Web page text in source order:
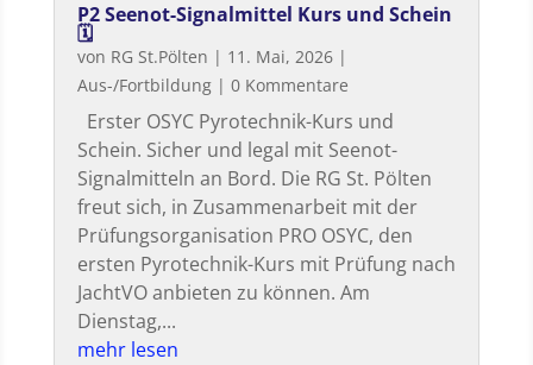
P2 Seenot-Signalmittel Kurs und Schein
🗓
von RG St.Pölten | 11. Mai, 2026|
Aus-/Fortbildung| 0 Kommentare
Erster OSYC Pyrotechnik-Kurs und
Schein. Sicher und legal mit Seenot-
Signalmitteln an Bord. Die RG St. Pölten
freut sich, in Zusammenarbeit mit der
Prüfungsorganisation PRO OSYC, den
ersten Pyrotechnik-Kurs mit Prüfung nach
JachtVO anbieten zu können. Am
Dienstag,...
mehr lesen